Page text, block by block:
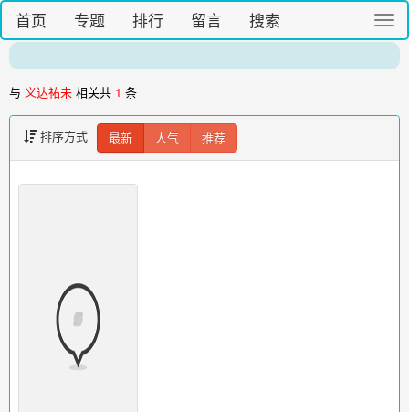
切
换
首页 专题 排行 留言 搜索
与 义达祐未 相关共 1 条
排序方式 最新 人气 推荐